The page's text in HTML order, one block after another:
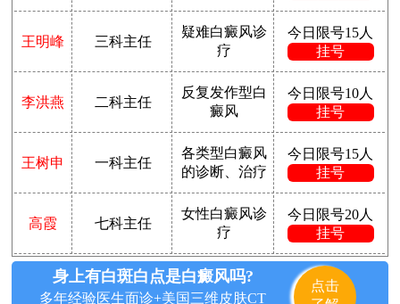
王明峰 三科主任
疑难白癜风诊
疗
今日限号15人
挂号
李洪燕 二科主任
反复发作型白
癜风
今日限号10人
挂号
王树申 一科主任
各类型白癜风
的诊断、治疗
今日限号15人
挂号
高霞 七科主任
女性白癜风诊
疗
今日限号20人
挂号
身上有白斑白点是白癜风吗?
多年经验医生面诊+美国三维皮肤CT
点击